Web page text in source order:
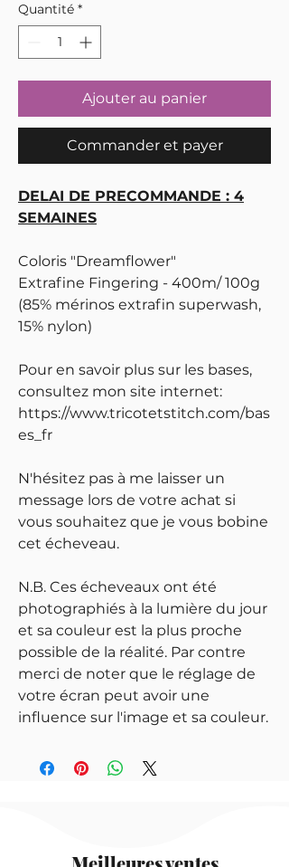
Quantité *
Ajouter au panier
Commander et payer
DELAI DE PRECOMMANDE : 4
SEMAINES
Coloris "Dreamflower"
Extrafine Fingering - 400m/ 100g
(85% mérinos extrafin superwash,
15% nylon)
Pour en savoir plus sur les bases,
consultez mon site internet:
https://www.tricotetstitch.com/bas
es_fr
N'hésitez pas à me laisser un
message lors de votre achat si
vous souhaitez que je vous bobine
cet écheveau.
N.B. Ces écheveaux ont été
photographiés à la lumière du jour
et sa couleur est la plus proche
possible de la réalité. Par contre
merci de noter que le réglage de
votre écran peut avoir une
influence sur l'image et sa couleur.